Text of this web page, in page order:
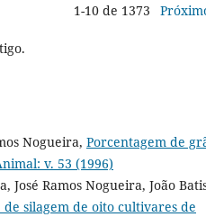
1-10 de 1373
Nogueira, Porcentagem de
v. 53 (1996)
Ramos Nogueira, João
silagem de oito cultivares de